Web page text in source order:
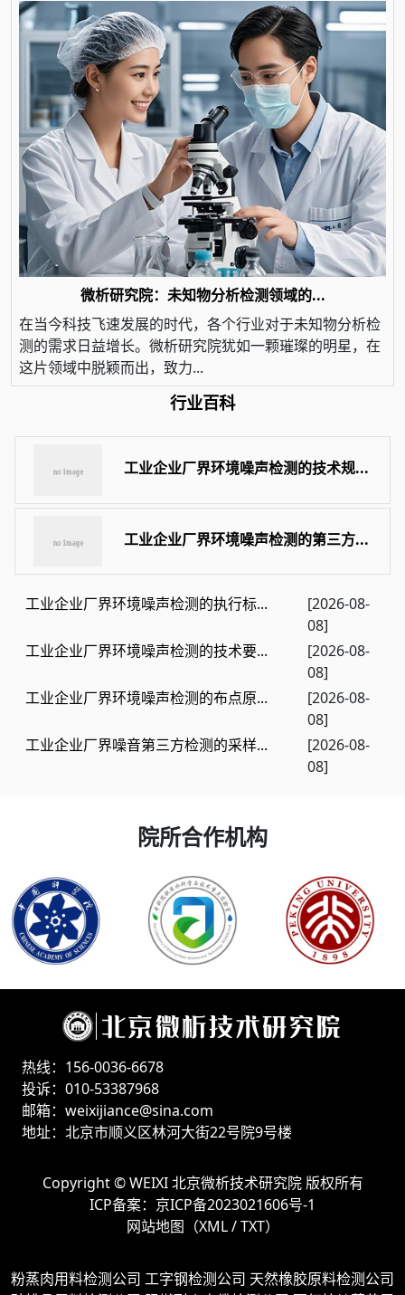
微析研究院：未知物分析检测领域的...
在当今科技飞速发展的时代，各个行业对于未知物分析检
测的需求日益增长。微析研究院犹如一颗璀璨的明星，在
这片领域中脱颖而出，致力...
行业百科
工业企业厂界环境噪声检测的技术规...
工业企业厂界环境噪声检测的第三方...
工业企业厂界环境噪声检测的执行标...
[2026-08-
08]
工业企业厂界环境噪声检测的技术要...
[2026-08-
08]
工业企业厂界环境噪声检测的布点原...
[2026-08-
08]
工业企业厂界噪音第三方检测的采样...
[2026-08-
08]
院所合作机构
热线：156-0036-6678
投诉：010-53387968
邮箱：weixijiance@sina.com
地址：北京市顺义区林河大街22号院9号楼
Copyright ©WEIXI 北京微析技术研究院版权所有
ICP备案： 京ICP备2023021606号-1
网站地图（XML/TXT）
粉蒸肉用料检测公司 工字钢检测公司 天然橡胶原料检测公司